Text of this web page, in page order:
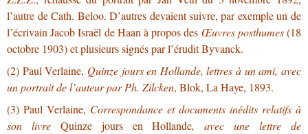
l’autre de Cath. Beloo. D’autres devaient suivre, par exemple un de
l’écrivain Jacob Israël de Haan à propos des Œuvres posthumes(18
octobre 1903) et plusieurs signés par l’érudit Byvanck.
(2) Paul Verlaine, Quinze jours en Hollande, lettres à un ami, avec
un portrait de l’auteur par Ph. Zilcken, Blok, La Haye, 1893.
(3) Paul Verlaine, Correspondance et documents inédits relatifs à
son livre Quinze jours en Hollande, avec une lettre de